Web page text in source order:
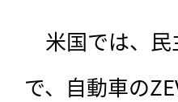
米国では、民
で、自動車の